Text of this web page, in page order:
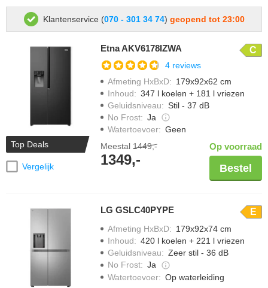
Klantenservice (070 - 301 34 74) geopend tot 23:00
Top Deals
Vergelijk
Etna AKV6178IZWA C
4 reviews
Afmeting HxBxD: 179x92x62 cm
Inhoud: 347 l koelen + 181 l vriezen
Geluidsniveau: Stil - 37 dB
No Frost: Ja
Watertoevoer: Geen
Meestal 1449,-
1349,-
Op voorraad
Bestel
LG GSLC40PYPE E
Afmeting HxBxD: 179x92x74 cm
Inhoud: 420 l koelen + 221 l vriezen
Geluidsniveau: Zeer stil - 36 dB
No Frost: Ja
Watertoevoer: Op waterleiding